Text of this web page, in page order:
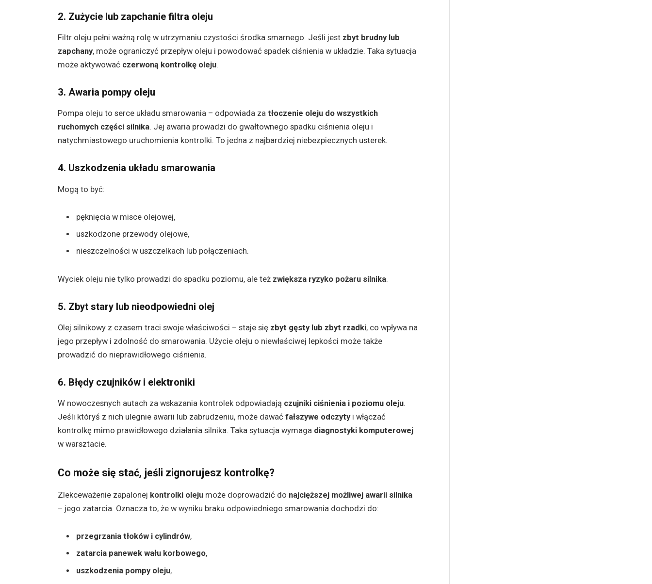
2. Zużycie lub zapchanie filtra oleju
Filtr oleju pełni ważną rolę w utrzymaniu czystości środka smarnego. Jeśli jest zbyt brudny lub
zapchany, może ograniczyć przepływ oleju i powodować spadek ciśnienia w układzie. Taka sytuacja
może aktywować czerwoną kontrolkę oleju.
3. Awaria pompy oleju
Pompa oleju to serce układu smarowania – odpowiada za tłoczenie oleju do wszystkich
ruchomych części silnika. Jej awaria prowadzi do gwałtownego spadku ciśnienia oleju i
natychmiastowego uruchomienia kontrolki. To jedna z najbardziej niebezpiecznych usterek.
4. Uszkodzenia układu smarowania
Mogą to być:
pęknięcia w misce olejowej,
uszkodzone przewody olejowe,
nieszczelności w uszczelkach lub połączeniach.
Wyciek oleju nie tylko prowadzi do spadku poziomu, ale też zwiększa ryzyko pożaru silnika.
5. Zbyt stary lub nieodpowiedni olej
Olej silnikowy z czasem traci swoje właściwości – staje się zbyt gęsty lub zbyt rzadki, co wpływa na
jego przepływ i zdolność do smarowania. Użycie oleju o niewłaściwej lepkości może także
prowadzić do nieprawidłowego ciśnienia.
6. Błędy czujników i elektroniki
W nowoczesnych autach za wskazania kontrolek odpowiadają czujniki ciśnienia i poziomu oleju.
Jeśli któryś z nich ulegnie awarii lub zabrudzeniu, może dawać fałszywe odczytyi włączać
kontrolkę mimo prawidłowego działania silnika. Taka sytuacja wymaga diagnostyki komputerowej
w warsztacie.
Co może się stać, jeśli zignorujesz kontrolkę?
Zlekceważenie zapalonej kontrolki olejumoże doprowadzić do najcięższej możliwej awarii silnika
– jego zatarcia. Oznacza to, że w wyniku braku odpowiedniego smarowania dochodzi do:
przegrzania tłoków i cylindrów,
zatarcia panewek wału korbowego,
uszkodzenia pompy oleju,